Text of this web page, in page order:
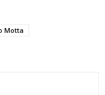
Motta